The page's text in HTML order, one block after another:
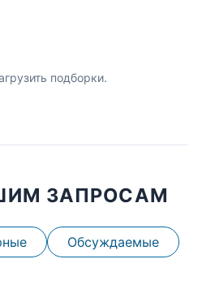
подборки.
ЗАПРОСАМ
Обсуждаемые